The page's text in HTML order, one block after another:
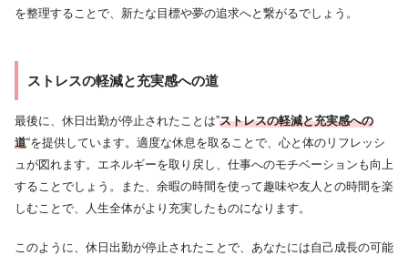
を整理することで、新たな目標や夢の追求へと繋がるでしょう。
ストレスの軽減と充実感への道
最後に、休日出勤が停止されたことは”ストレスの軽減と充実感への
道“を提供しています。適度な休息を取ることで、心と体のリフレッシ
ュが図れます。エネルギーを取り戻し、仕事へのモチベーションも向上
することでしょう。また、余暇の時間を使って趣味や友人との時間を楽
しむことで、人生全体がより充実したものになります。
このように、休日出勤が停止されたことで、あなたには自己成長の可能